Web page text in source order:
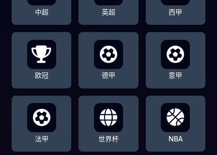
中超 英超 西甲
欧冠 德甲 意甲
法甲 世界杯 NBA